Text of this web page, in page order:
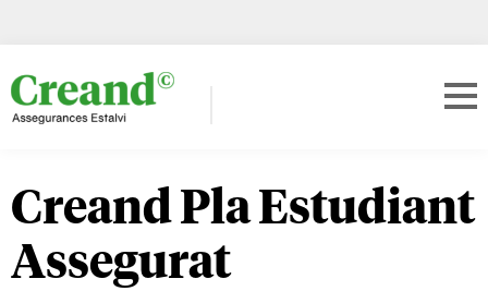
Creand Pla Estudiant
Assegurat